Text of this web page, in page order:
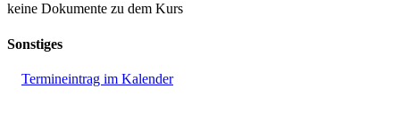
keine Dokumente zu dem Kurs
Sonstiges
Termineintrag im Kalender